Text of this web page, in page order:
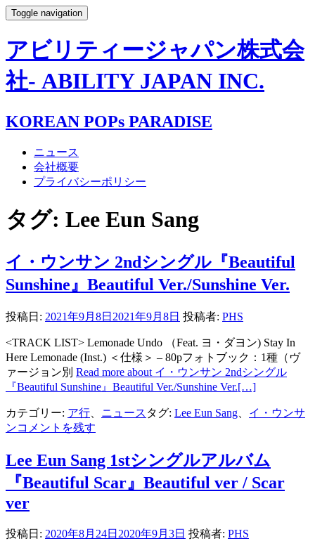
Toggle navigation
アビリティージャパン株式会
社- ABILITY JAPAN INC.
KOREAN POPs PARADISE
ニュース
会社概要
プライバシーポリシー
タグ: Lee Eun Sang
イ・ウンサン 2ndシングル『Beautiful
Sunshine』Beautiful Ver./Sunshine Ver.
投稿日: 2021年9月8日 2021年9月8日 投稿者: PHS
<TRACK LIST> Lemonade Undo （Feat. ヨ・ダヨン) Stay In
Here Lemonade (Inst.) ＜仕様＞ – 80pフォトブック：1種（ヴ
ァージョン別 Read more about イ・ウンサン 2ndシングル
『Beautiful Sunshine』Beautiful Ver./Sunshine Ver.[…]
カテゴリー: ア行 ニュース タグ: Lee Eun Sang
イ・ウンサ
ンコメントを残す
Lee Eun Sang 1stシングルアルバム
『Beautiful Scar』Beautiful ver / Scar
ver
投稿日: 2020年8月24日 2020年9月3日 投稿者: PHS